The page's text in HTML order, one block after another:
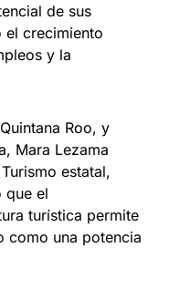
de sus
el crecimiento
y la
Roo, y
Mara Lezama
estatal,
que el
turística permite
como una potencia